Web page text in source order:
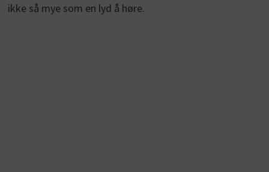
ikke så mye som en lyd å høre.